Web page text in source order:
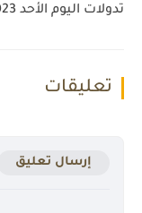
تدولات اليوم الأحد 29/1/2023
تعليقات
إرسال تعليق